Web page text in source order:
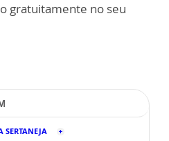
gratuitamente no seu
SERTANEJA